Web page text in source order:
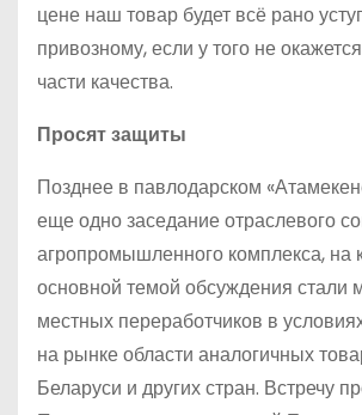
цене наш товар будет всё рано
привозному, если у того не
части качества.
Просят защиты
Позднее в павлодарском
еще одно заседание отраслевого
агропромышленного комплекса, на
основной темой обсуждения стали
местных переработчиков в
на рынке области аналогичных
Беларуси и других стран. Встречу